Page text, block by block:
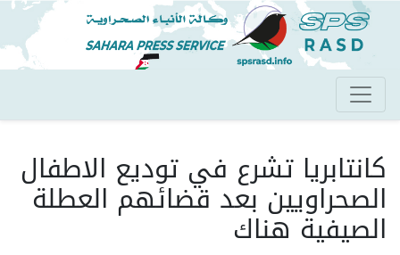
تجاوز
إلى
المحتوى
الرئيسي
كانتابريا تشرع في توديع الاطفال
الصحراويين بعد قضائهم العطلة
الصيفية هناك